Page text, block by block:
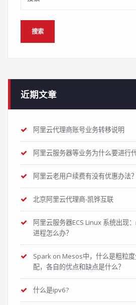
近期文章
阿里云代理商账号业务转移说明
阿里云服务器等业务为什么要进行
阿里云老用户续费有没有优惠办法？
北京阿里云代理商-凯铧互联
阿里云服务器ECS Linux 系统出现
进程怎么办？
Spark on Mesos中，什么是粗粒
配，各自的优点和缺点是什么？
什么是ipv6?